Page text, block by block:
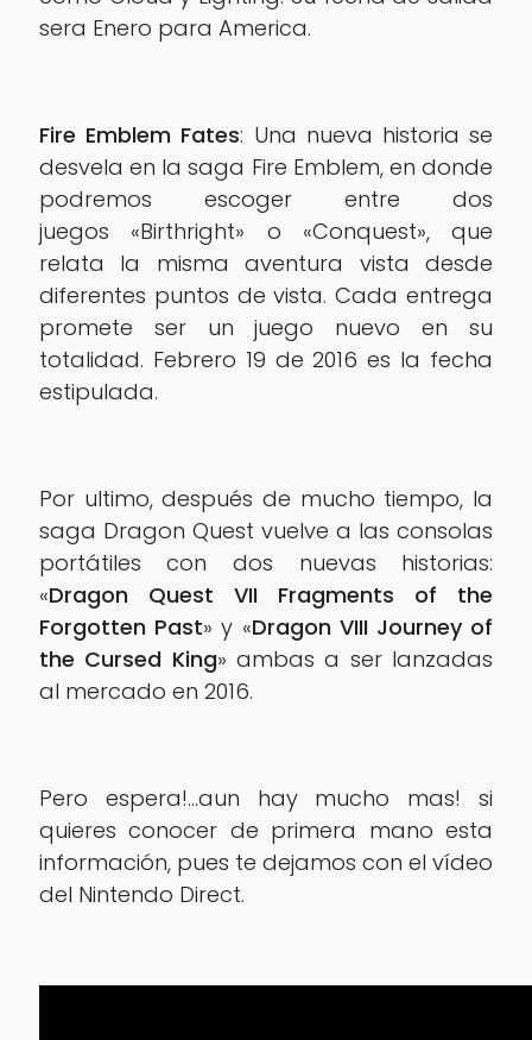
sera Enero para America.
Fire Emblem Fates: Una nueva historia se
desvela en la saga Fire Emblem, en donde
podremos escoger entre dos
juegos «Birthright» o «Conquest», que
relata la misma aventura vista desde
diferentes puntos de vista. Cada entrega
promete ser un juego nuevo en su
totalidad. Febrero 19 de 2016 es la fecha
estipulada.
Por ultimo, después de mucho tiempo, la
saga Dragon Quest vuelve a las consolas
portátiles con dos nuevas historias:
«Dragon Quest VII Fragments of the
Forgotten Past» y «Dragon VIII Journey of
the Cursed King» ambas a ser lanzadas
al mercado en 2016.
Pero espera!…‏aun hay mucho mas! si
quieres conocer de primera mano esta
información, pues te dejamos con el vídeo
del Nintendo Direct.